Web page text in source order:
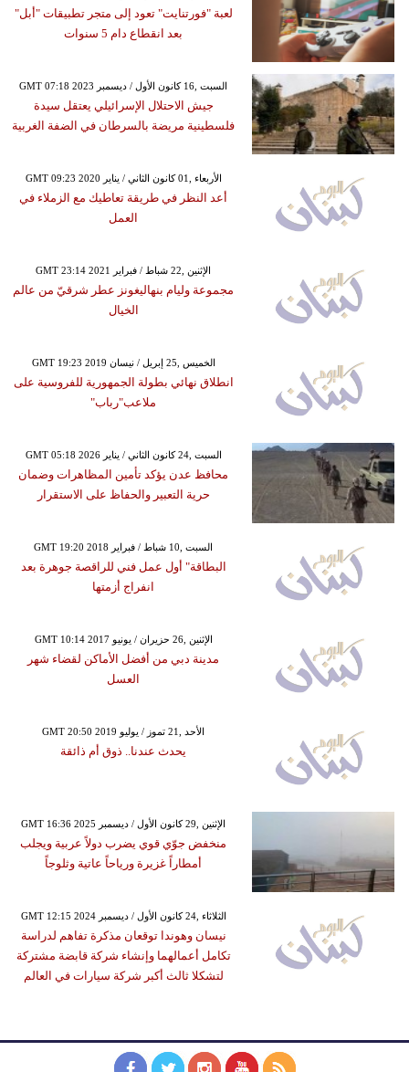
لعبة "فورتنايت" تعود إلى متجر تطبيقات "أبل"
بعد انقطاع دام 5 سنوات
GMT 07:18 2023 السبت ,16 كانون الأول / ديسمبر
جيش الاحتلال الإسرائيلي يعتقل سيدة
فلسطينية مريضة بالسرطان في الضفة الغربية
GMT 09:23 2020 الأربعاء ,01 كانون الثاني / يناير
أعد النظر في طريقة تعاطيك مع الزملاء في
العمل
GMT 23:14 2021 الإثنين ,22 شباط / فبراير
مجموعة وليام بنهاليغونز عطر شرقيّ من عالم
الخيال
GMT 19:23 2019 الخميس ,25 إبريل / نيسان
انطلاق نهائي بطولة الجمهورية للفروسية على
ملاعب"رباب"
GMT 05:18 2026 السبت ,24 كانون الثاني / يناير
محافظ عدن يؤكد تأمين المظاهرات وضمان
حرية التعبير والحفاظ على الاستقرار
GMT 19:20 2018 السبت ,10 شباط / فبراير
البطاقة" أول عمل فني للراقصة جوهرة بعد
انفراج أزمتها
GMT 10:14 2017 الإثنين ,26 حزيران / يونيو
مدينة دبي من أفضل الأماكن لقضاء شهر
العسل
GMT 20:50 2019 الأحد ,21 تموز / يوليو
يحدث عندنا.. ذوق أم ذائقة
GMT 16:36 2025 الإثنين ,29 كانون الأول / ديسمبر
منخفض جوّي قوي يضرب دولاً عربية ويجلب
أمطاراً غزيرة ورياحاً عاتية وثلوجاً
GMT 12:15 2024 الثلاثاء ,24 كانون الأول / ديسمبر
نيسان وهوندا توقعان مذكرة تفاهم لدراسة
تكامل أعمالهما وإنشاء شركة قابضة مشتركة
لتشكلا ثالث أكبر شركة سيارات في العالم